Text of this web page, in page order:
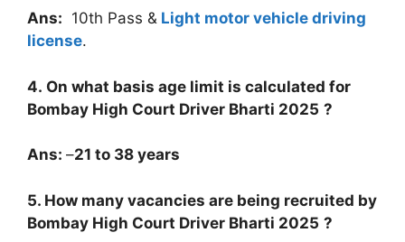
Ans: 10th Pass & Light motor vehicle driving
license.
4. On what basis age limit is calculated for
Bombay High Court Driver Bharti 2025 ?
Ans: –21 to 38 years
5. How many vacancies are being recruited by
Bombay High Court Driver Bharti 2025 ?